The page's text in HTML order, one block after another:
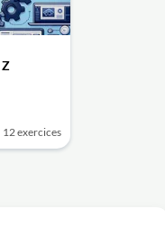
Z
12 exercices